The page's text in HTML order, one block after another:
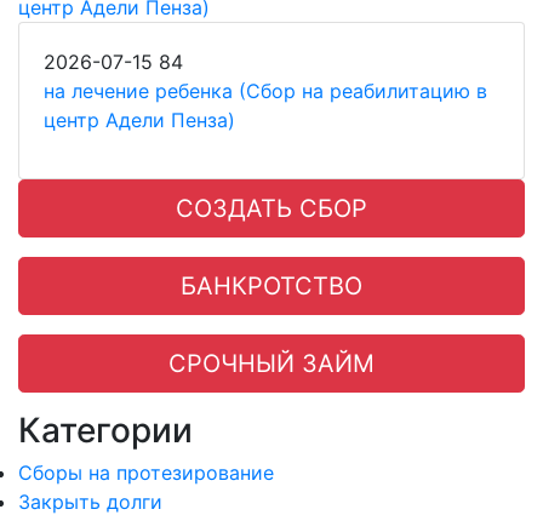
2026-07-15 84
на лечение ребенка (Сбор на реабилитацию в
центр Адели Пенза)
СОЗДАТЬ СБОР
БАНКРОТСТВО
СРОЧНЫЙ ЗАЙМ
Категории
Сборы на протезирование
Закрыть долги